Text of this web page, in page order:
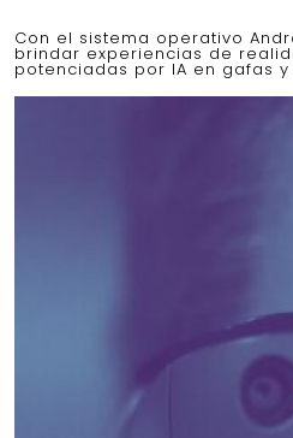
Con el sistema operativo
brindar experiencias de
potenciadas por IA en gafas